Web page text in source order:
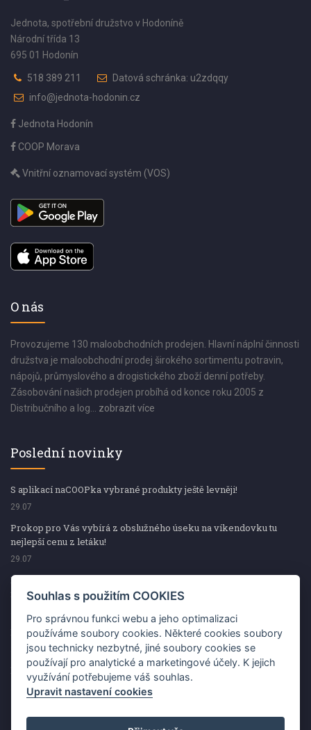
Jednota, spotřební družstvo v Hodoníně
Národní třída 13
695 01 Hodonín
518 389 211
Datová schránka: u2zdqqy
info@jednota-hodonin.cz
Jednota Hodonín
COOP Morava
Vnitřní oznamovací systém (VOS)
O nás
Provozujeme 130 maloobchodních prodejen. Hlavní náplní činnosti
družstva je maloobchodní prodej širokého sortimentu potravin,
nápojů, průmyslového a drogistického zboží denní potřeby.
Zásobování našich prodejen probíhá od konce roku 2005 z
Distribučního a log... zobrazit více
Poslední novinky
S aplikací naCOOPka vybrané produkty ještě levněji!
29.07
Prokop pro Vás vybírá z obslužného úseku na víkendovku tu
nejlepší cenu z letáku!
29.07
Prokop pro Vás vybírá z obslužného úseku na víkendovku tu
nejlepší cenu z letáku!
Kup špekáčky od Váhaly a vyhraj s naCOOPkou sekerku Fiskars
29.07
Prokop pro Vás vybírá na víkendovku ty nejlepší ceny z letáku!
29.07
Souhlas s použitím COOKIES
Pro správnou funkci webu a jeho optimalizaci
používáme soubory cookies. Některé cookies soubory
jsou technicky nezbytné, jiné soubory cookies se
používají pro analytické a marketingové účely. K jejich
využívání potřebujeme váš souhlas.
Upravit nastavení cookies